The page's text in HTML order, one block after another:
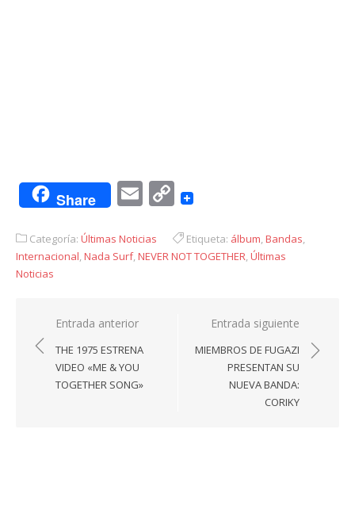
Share EmailCopy
Categoría: Últimas Noticias Etiqueta: álbum Bandas
Internacional Nada Surf, NEVER NOT TOGETHER Últimas
Noticias
Navegación
de
entradas
Entrada anterior
THE 1975 ESTRENA
VIDEO «ME & YOU
TOGETHER SONG»
Entrada siguiente
MIEMBROS DE FUGAZI
PRESENTAN SU
NUEVA BANDA:
CORIKY